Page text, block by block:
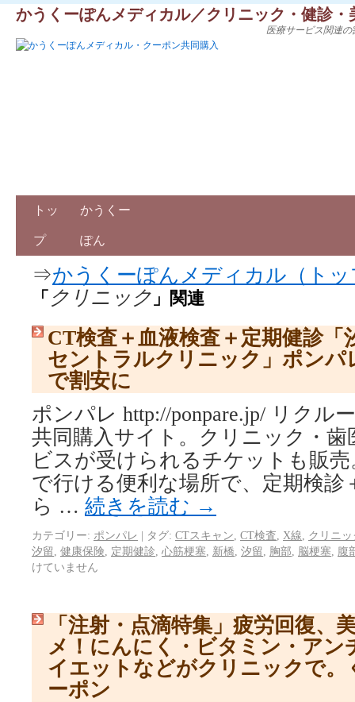
かうくーぽんメディカル／クリニック・健診
医療サービス関連
トッ
プ
かうくー
ぽん
⇒かうくーぽんメディカル（トッ
「 クリニック 」関連
CT検査＋血液検査＋定期健診
セントラルクリニック」ポンパ
で割安に
ポンパレ http://ponpare.jp/ リクル
共同購入サイト。クリニック・
ビスが受けられるチケットも販
で行ける便利な場所で、定期検診
ら … 続きを読む →
カテゴリー: ポンパレ | タグ: CTスキャン CT検査 X線
クリニッ
汐留
健康保険 定期健診 心筋梗塞 新橋 汐留 胸部 脳梗塞
腹
けていません
「注射・点滴特集」疲労回復、
メ！にんにく・ビタミン・アン
イエットなどがクリニックで。
ーポン